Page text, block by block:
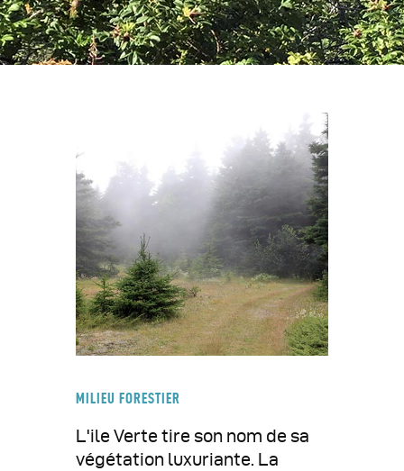
MILIEU FORESTIER
L'ile Verte tire son nom de sa
végétation luxuriante. La